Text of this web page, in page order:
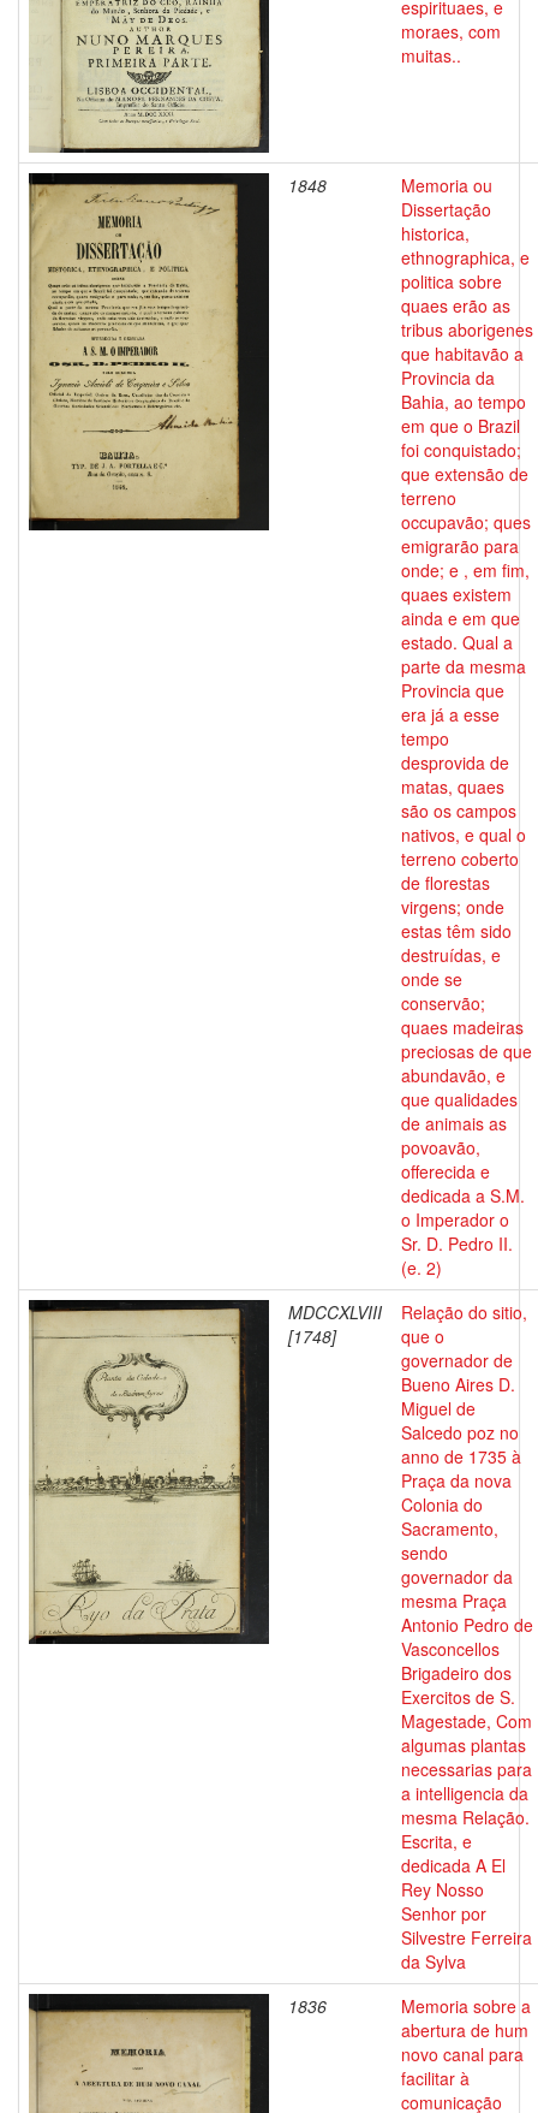
espirituaes, e
moraes, com
muitas..
1848
Memoria ou
Dissertação
historica,
ethnographica, e
politica sobre
quaes erão as
tribus aborigenes
que habitavão a
Provincia da
Bahia, ao tempo
em que o Brazil
foi conquistado;
que extensão de
terreno
occupavão; ques
emigrarão para
onde; e , em fim,
quaes existem
ainda e em que
estado. Qual a
parte da mesma
Provincia que
era já a esse
tempo
desprovida de
matas, quaes
são os campos
nativos, e qual o
terreno coberto
de florestas
virgens; onde
estas têm sido
destruídas, e
onde se
conservão;
quaes madeiras
preciosas de que
abundavão, e
que qualidades
de animais as
povoavão,
offerecida e
dedicada a S.M.
o Imperador o
Sr. D. Pedro II.
(e. 2)
MDCCXLVIII
[1748]
Relação do sitio,
que o
governador de
Bueno Aires D.
Miguel de
Salcedo poz no
anno de 1735 à
Praça da nova
Colonia do
Sacramento,
sendo
governador da
mesma Praça
Antonio Pedro de
Vasconcellos
Brigadeiro dos
Exercitos de S.
Magestade, Com
algumas plantas
necessarias para
a intelligencia da
mesma Relação.
Escrita, e
dedicada A El
Rey Nosso
Senhor por
Silvestre Ferreira
da Sylva
1836
Memoria sobre a
abertura de hum
novo canal para
facilitar à
comunicação